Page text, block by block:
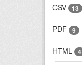
CSV
13
PDF 9
HTML 4